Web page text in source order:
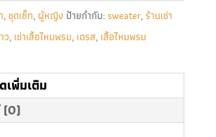
,ชุดเซ็ท,ผู้หญิง ป้ายกำกับ:sweater,ร้านเช่า
ว, เช่าเสื้อไหมพรม, เดรส, เสื้อไหมพรม
เพิ่มเติม
(0)